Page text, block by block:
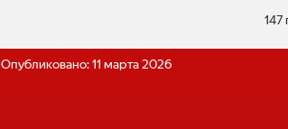
147
Опубликовано:11 марта 2026